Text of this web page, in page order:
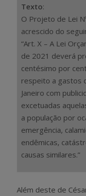
Texto:
O Projeto de Lei
acrescido do
“Art. X – A Lei
de 2021 deverá
centésimo por
respeito a gastos
Janeiro com
excetuadas
a população por
emergência,
endêmicas,
causas similares.”
Além deste de